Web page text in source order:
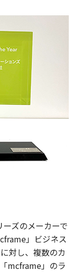
ズのメーカーで
」ビジネス
対し、複数のカ
mcframe」のラ